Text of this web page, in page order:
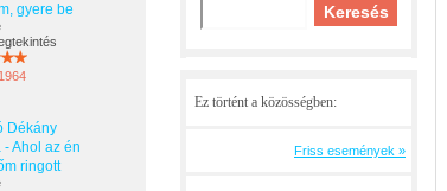
gyere be
Dékány
- Ahol az én
ringott
Ez történt a közösségben:
Friss események »